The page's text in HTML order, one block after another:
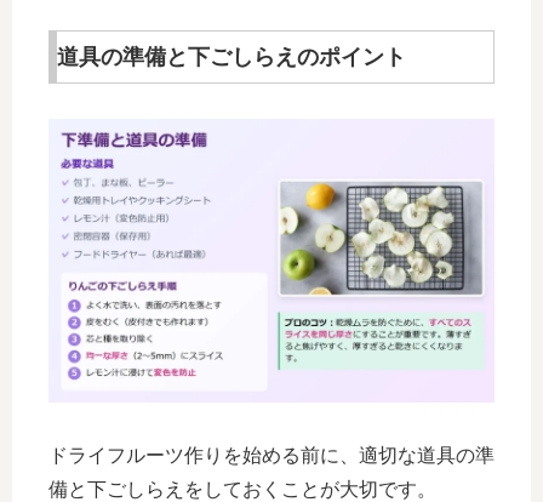
道具の準備と下ごしらえのポイント
ドライフルーツ作りを始める前に、適切な道具の準
備と下ごしらえをしておくことが大切です。